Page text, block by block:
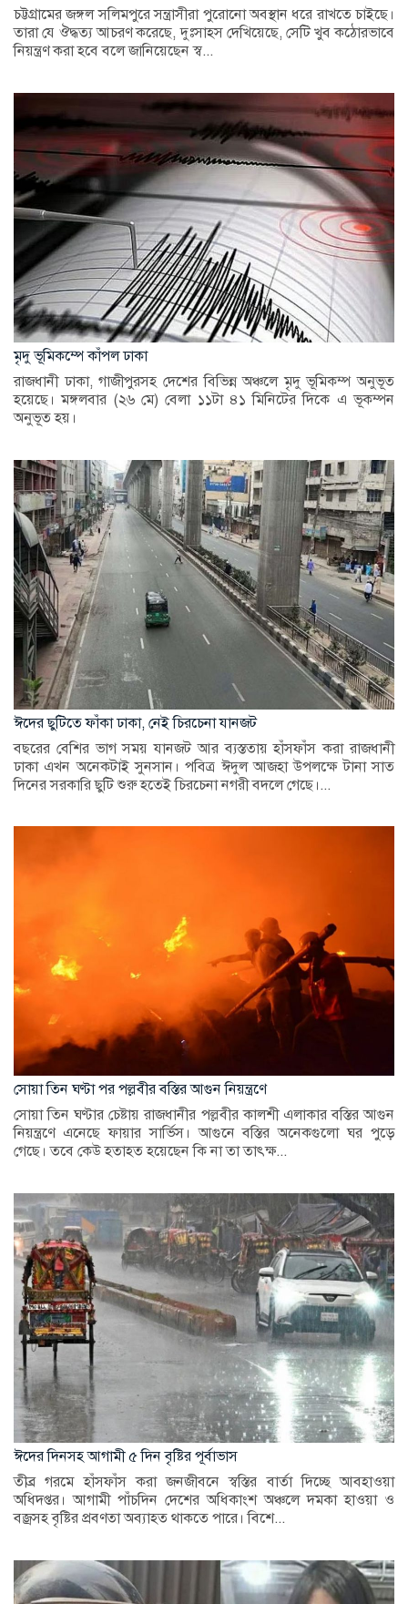
চট্টগ্রামের জঙ্গল সলিমপুরে সন্ত্রাসীরা পুরোনো অবস্থান ধরে রাখতে চাইছে।
তারা যে ঔদ্ধত্য আচরণ করেছে, দুঃসাহস দেখিয়েছে, সেটি খুব কঠোরভাবে
নিয়ন্ত্রণ করা হবে বলে জানিয়েছেন স্ব...
মৃদু ভূমিকম্পে কাঁপল ঢাকা
রাজধানী ঢাকা, গাজীপুরসহ দেশের বিভিন্ন অঞ্চলে মৃদু ভূমিকম্প অনুভূত
হয়েছে। মঙ্গলবার (২৬ মে) বেলা ১১টা ৪১ মিনিটের দিকে এ ভূকম্পন
অনুভূত হয়।
ঈদের ছুটিতে ফাঁকা ঢাকা, নেই চিরচেনা যানজট
বছরের বেশির ভাগ সময় যানজট আর ব্যস্ততায় হাঁসফাঁস করা রাজধানী
ঢাকা এখন অনেকটাই সুনসান। পবিত্র ঈদুল আজহা উপলক্ষে টানা সাত
দিনের সরকারি ছুটি শুরু হতেই চিরচেনা নগরী বদলে গেছে।...
সোয়া তিন ঘণ্টা পর পল্লবীর বস্তির আগুন নিয়ন্ত্রণে
সোয়া তিন ঘণ্টার চেষ্টায় রাজধানীর পল্লবীর কালশী এলাকার বস্তির আগুন
নিয়ন্ত্রণে এনেছে ফায়ার সার্ভিস। আগুনে বস্তির অনেকগুলো ঘর পুড়ে
গেছে। তবে কেউ হতাহত হয়েছেন কি না তা তাৎক্ষ...
ঈদের দিনসহ আগামী ৫ দিন বৃষ্টির পূর্বাভাস
তীব্র গরমে হাঁসফাঁস করা জনজীবনে স্বস্তির বার্তা দিচ্ছে আবহাওয়া
অধিদপ্তর। আগামী পাঁচদিন দেশের অধিকাংশ অঞ্চলে দমকা হাওয়া ও
বজ্রসহ বৃষ্টির প্রবণতা অব্যাহত থাকতে পারে। বিশে...